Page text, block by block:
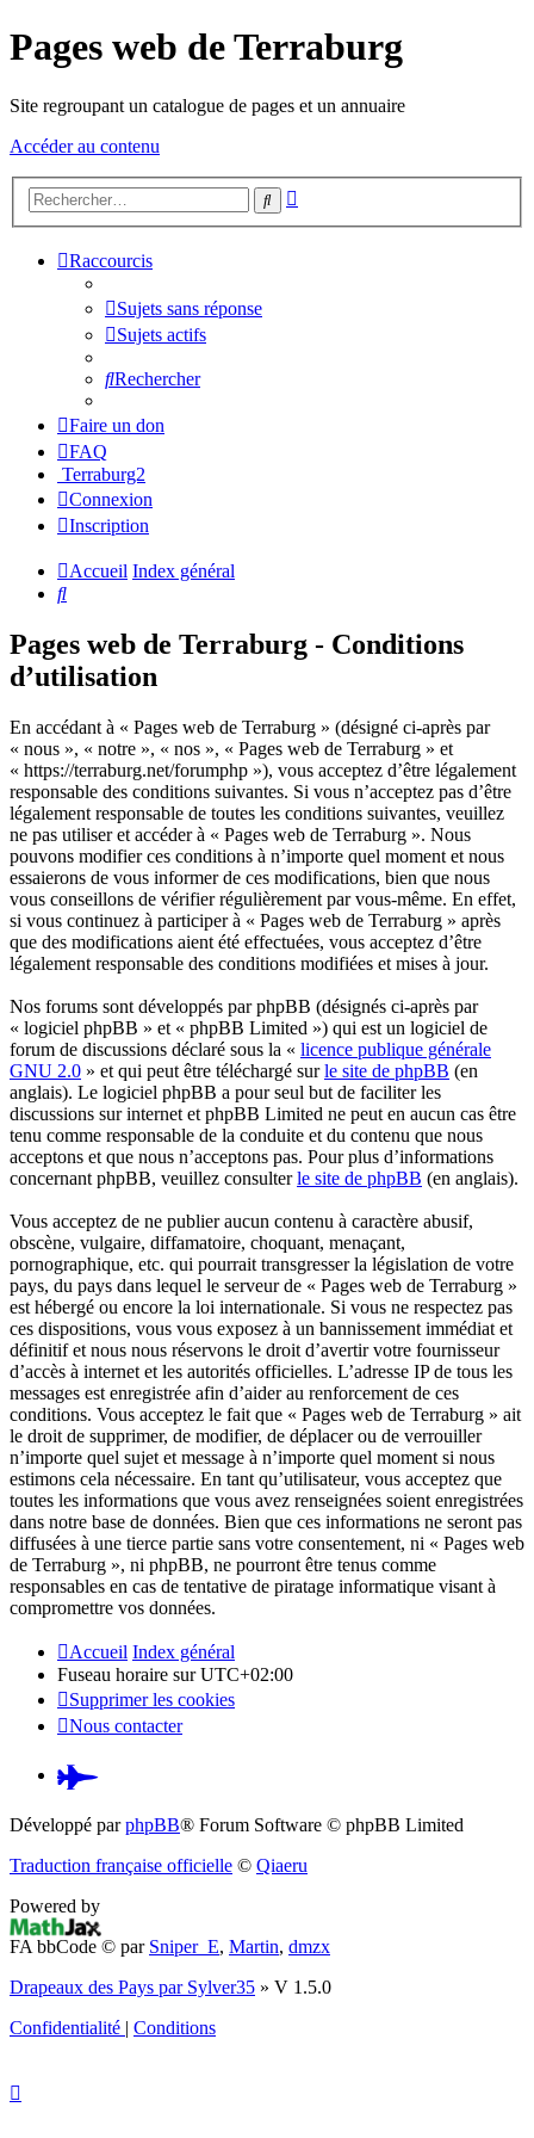
Pages web de Terraburg
Site regroupant un catalogue de pages et un annuaire
Accéder au contenu
Rechercher
Raccourcis
Sujets sans réponse
Sujets actifs
Rechercher
Faire un don
FAQ
Terraburg2
Connexion
Inscription
Accueil Index général
Rechercher
Pages web de Terraburg - Conditions
d’utilisation
En accédant à « Pages web de Terraburg » (désigné ci-après par
« nous », « notre », « nos », « Pages web de Terraburg » et
« https://terraburg.net/forumphp »), vous acceptez d’être légalement
responsable des conditions suivantes. Si vous n’acceptez pas d’être
légalement responsable de toutes les conditions suivantes, veuillez
ne pas utiliser et accéder à « Pages web de Terraburg ». Nous
pouvons modifier ces conditions à n’importe quel moment et nous
essaierons de vous informer de ces modifications, bien que nous
vous conseillons de vérifier régulièrement par vous-même. En effet,
si vous continuez à participer à « Pages web de Terraburg » après
que des modifications aient été effectuées, vous acceptez d’être
légalement responsable des conditions modifiées et mises à jour.
Nos forums sont développés par phpBB (désignés ci-après par
« logiciel phpBB » et « phpBB Limited ») qui est un logiciel de
forum de discussions déclaré sous la « licence publique générale
GNU 2.0 » et qui peut être téléchargé surle site de phpBB (en
anglais). Le logiciel phpBB a pour seul but de faciliter les
discussions sur internet et phpBB Limited ne peut en aucun cas être
tenu comme responsable de la conduite et du contenu que nous
acceptons et que nous n’acceptons pas. Pour plus d’informations
concernant phpBB, veuillez consulterle site de phpBB (en anglais).
Vous acceptez de ne publier aucun contenu à caractère abusif,
obscène, vulgaire, diffamatoire, choquant, menaçant,
pornographique, etc. qui pourrait transgresser la législation de votre
pays, du pays dans lequel le serveur de « Pages web de Terraburg »
est hébergé ou encore la loi internationale. Si vous ne respectez pas
ces dispositions, vous vous exposez à un bannissement immédiat et
définitif et nous nous réservons le droit d’avertir votre fournisseur
d’accès à internet et les autorités officielles. L’adresse IP de tous les
messages est enregistrée afin d’aider au renforcement de ces
conditions. Vous acceptez le fait que « Pages web de Terraburg » ait
le droit de supprimer, de modifier, de déplacer ou de verrouiller
n’importe quel sujet et message à n’importe quel moment si nous
estimons cela nécessaire. En tant qu’utilisateur, vous acceptez que
toutes les informations que vous avez renseignées soient enregistrées
dans notre base de données. Bien que ces informations ne seront pas
diffusées à une tierce partie sans votre consentement, ni « Pages web
de Terraburg », ni phpBB, ne pourront être tenus comme
responsables en cas de tentative de piratage informatique visant à
compromettre vos données.
Accueil Index général
Fuseau horaire surUTC+02:00
Supprimer les cookies
Nous contacter
Pardus.at
(S’ouvre
nouvel
Développé parphpBB® Forum Software © phpBB Limited
Traduction française officielle © Qiaeru
Powered by
FA bbCode © par Sniper_E, Martin, dmzx
Drapeaux des Pays par Sylver35 » V 1.5.0
Confidentialité | Conditions